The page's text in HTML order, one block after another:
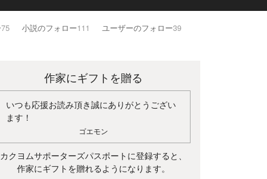
75 小説のフォロー111 ユーザーのフォロー39
作家にギフトを贈る
いつも応援お読み頂き誠にありがとうござい
ます！
ゴエモン
カクヨムサポーターズパスポートに登録すると、
作家にギフトを贈れるようになります。